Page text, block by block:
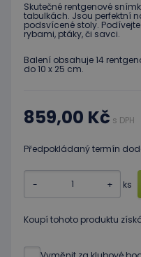
Skutečné rentgenové
tabulkách. Jsou perfektní
podsvícené stoly.
rybami, ptáky, či savci.
Balení obsahuje 14
do 10 x 25 cm.
859,00 Kč s DPH
Předpokládaný termín
- + ks
Koupí tohoto produktu